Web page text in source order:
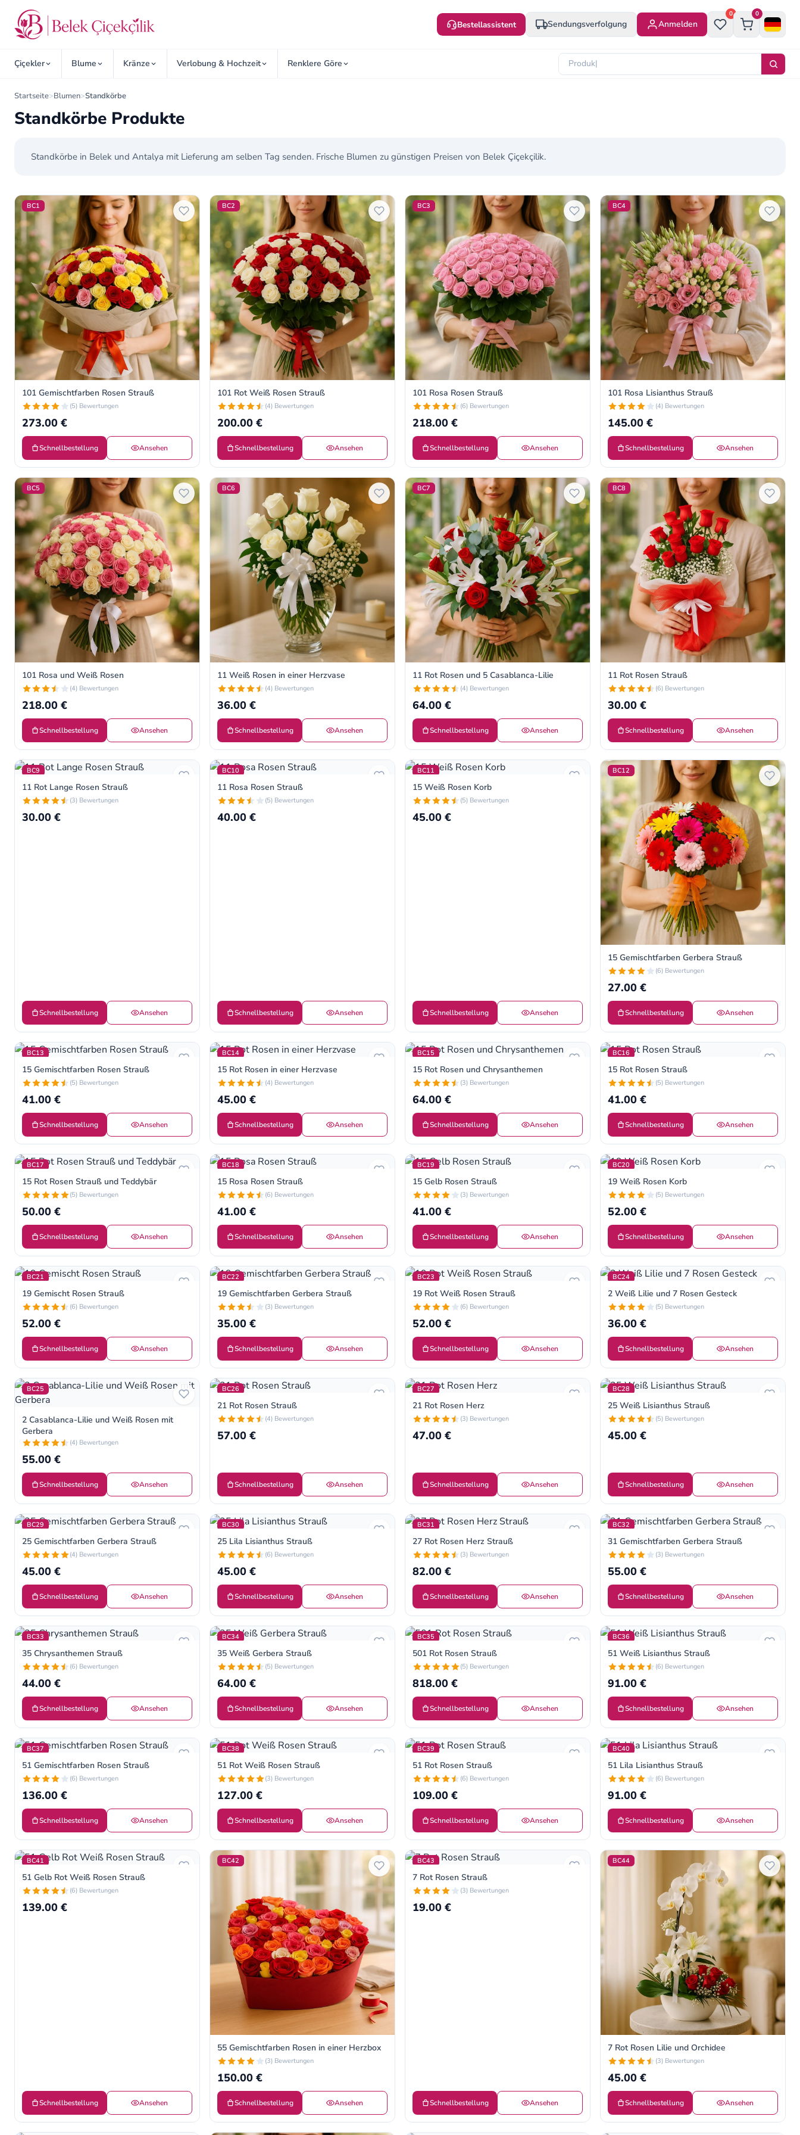
Bestellassistent Sendungsverfolgung Anmelden
0 0
Çiçekler Blume Kränze Verlobung & Hochzeit Renklere Göre
Startseite>Blumen>Standkörbe
Standkörbe Produkte
Standkörbe in Belek und Antalya mit Lieferung am selben Tag senden. Frische Blumen zu günstigen Preisen von Belek Çiçekçilik.
Standkörbe Produkte
BC1
101 Gemischtfarben Rosen Strauß
(5) Bewertungen
273.00 €
Schnellbestellung Ansehen
BC2
101 Rot Weiß Rosen Strauß
(4) Bewertungen
200.00 €
Schnellbestellung Ansehen
BC3
101 Rosa Rosen Strauß
(6) Bewertungen
218.00 €
Schnellbestellung Ansehen
BC4
101 Rosa Lisianthus Strauß
(4) Bewertungen
145.00 €
Schnellbestellung Ansehen
BC5
101 Rosa und Weiß Rosen
(4) Bewertungen
218.00 €
Schnellbestellung Ansehen
BC6
11 Weiß Rosen in einer Herzvase
(4) Bewertungen
36.00 €
Schnellbestellung Ansehen
BC7
11 Rot Rosen und 5 Casablanca-Lilie
(4) Bewertungen
64.00 €
Schnellbestellung Ansehen
BC8
11 Rot Rosen Strauß
(6) Bewertungen
30.00 €
Schnellbestellung Ansehen
BC9
11 Rot Lange Rosen Strauß
(3) Bewertungen
30.00 €
Schnellbestellung Ansehen
BC10
11 Rosa Rosen Strauß
(5) Bewertungen
40.00 €
Schnellbestellung Ansehen
BC11
15 Weiß Rosen Korb
(5) Bewertungen
45.00 €
Schnellbestellung Ansehen
BC12
15 Gemischtfarben Gerbera Strauß
(6) Bewertungen
27.00 €
Schnellbestellung Ansehen
BC13
15 Gemischtfarben Rosen Strauß
(5) Bewertungen
41.00 €
Schnellbestellung Ansehen
BC14
15 Rot Rosen in einer Herzvase
(4) Bewertungen
45.00 €
Schnellbestellung Ansehen
BC15
15 Rot Rosen und Chrysanthemen
(3) Bewertungen
64.00 €
Schnellbestellung Ansehen
BC16
15 Rot Rosen Strauß
(5) Bewertungen
41.00 €
Schnellbestellung Ansehen
BC17
15 Rot Rosen Strauß und Teddybär
(5) Bewertungen
50.00 €
Schnellbestellung Ansehen
BC18
15 Rosa Rosen Strauß
(6) Bewertungen
41.00 €
Schnellbestellung Ansehen
BC19
15 Gelb Rosen Strauß
(3) Bewertungen
41.00 €
Schnellbestellung Ansehen
BC20
19 Weiß Rosen Korb
(5) Bewertungen
52.00 €
Schnellbestellung Ansehen
BC21
19 Gemischt Rosen Strauß
(6) Bewertungen
52.00 €
Schnellbestellung Ansehen
BC22
19 Gemischtfarben Gerbera Strauß
(3) Bewertungen
35.00 €
Schnellbestellung Ansehen
BC23
19 Rot Weiß Rosen Strauß
(6) Bewertungen
52.00 €
Schnellbestellung Ansehen
BC24
2 Weiß Lilie und 7 Rosen Gesteck
(5) Bewertungen
36.00 €
Schnellbestellung Ansehen
BC25
2 Casablanca-Lilie und Weiß Rosen mit
Gerbera
(4) Bewertungen
55.00 €
Schnellbestellung Ansehen
BC26
21 Rot Rosen Strauß
(4) Bewertungen
57.00 €
Schnellbestellung Ansehen
BC27
21 Rot Rosen Herz
(3) Bewertungen
47.00 €
Schnellbestellung Ansehen
BC28
25 Weiß Lisianthus Strauß
(5) Bewertungen
45.00 €
Schnellbestellung Ansehen
BC29
25 Gemischtfarben Gerbera Strauß
(4) Bewertungen
45.00 €
Schnellbestellung Ansehen
BC30
25 Lila Lisianthus Strauß
(6) Bewertungen
45.00 €
Schnellbestellung Ansehen
BC31
27 Rot Rosen Herz Strauß
(3) Bewertungen
82.00 €
Schnellbestellung Ansehen
BC32
31 Gemischtfarben Gerbera Strauß
(3) Bewertungen
55.00 €
Schnellbestellung Ansehen
BC33
35 Chrysanthemen Strauß
(6) Bewertungen
44.00 €
Schnellbestellung Ansehen
BC34
35 Weiß Gerbera Strauß
(5) Bewertungen
64.00 €
Schnellbestellung Ansehen
BC35
501 Rot Rosen Strauß
(5) Bewertungen
818.00 €
Schnellbestellung Ansehen
BC36
51 Weiß Lisianthus Strauß
(6) Bewertungen
91.00 €
Schnellbestellung Ansehen
BC37
51 Gemischtfarben Rosen Strauß
(6) Bewertungen
136.00 €
Schnellbestellung Ansehen
BC38
51 Rot Weiß Rosen Strauß
(3) Bewertungen
127.00 €
Schnellbestellung Ansehen
BC39
51 Rot Rosen Strauß
(6) Bewertungen
109.00 €
Schnellbestellung Ansehen
BC40
51 Lila Lisianthus Strauß
(6) Bewertungen
91.00 €
Schnellbestellung Ansehen
BC41
51 Gelb Rot Weiß Rosen Strauß
(6) Bewertungen
139.00 €
Schnellbestellung Ansehen
BC42
55 Gemischtfarben Rosen in einer Herzbox
(3) Bewertungen
150.00 €
Schnellbestellung Ansehen
BC43
7 Rot Rosen Strauß
(3) Bewertungen
19.00 €
Schnellbestellung Ansehen
BC44
7 Rot Rosen Lilie und Orchidee
(3) Bewertungen
45.00 €
Schnellbestellung Ansehen